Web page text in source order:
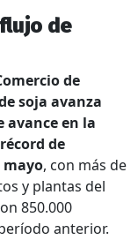
de
de
soja avanza
avance en la
de
mayo, con más de
y plantas del
850.000
anterior.